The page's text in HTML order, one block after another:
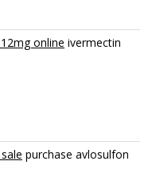
online ivermectin
purchase avlosulfon